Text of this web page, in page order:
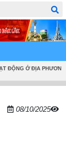
English
ĐỘNG Ở ĐỊA PHƯƠNG
08/10/2025